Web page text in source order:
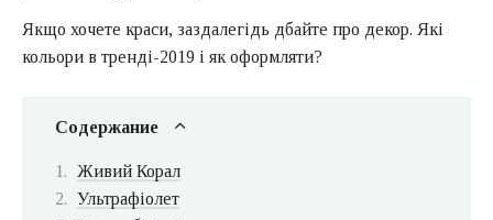
Якщо хочете краси, заздалегідь дбайте про декор. Які
кольори в тренді-2019 і як оформляти?
Содержание
Живий Корал
Ультрафіолет